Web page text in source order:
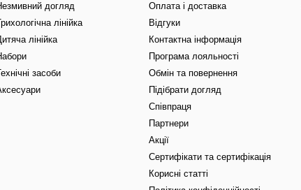
догляд
лінійка
лінійка
засоби
Оплата і доставка
Відгуки
Контактна інформація
Програма лояльності
Обмін та повернення
Підібрати догляд
Співпраця
Партнери
Акції
Сертифікати та сертифікація
Корисні статті